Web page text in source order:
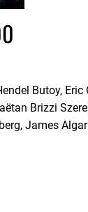
Butoy,
Brizzi
James